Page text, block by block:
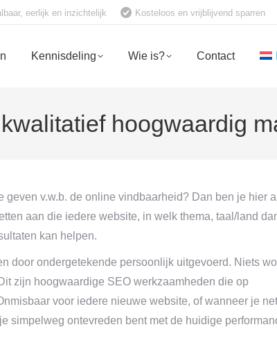
eerlijk en inzichtelijk Kosteloos en vrijblijvend sparren
Kennisdeling Wie is? Contact
hoogwaardig
v.w.b. de online vindbaarheid? Dan ben je hier
aan die iedere website, in welk thema, taal/land
kan helpen.
door ondergetekende persoonlijk uitgevoerd. Niets
zijn hoogwaardige SEO werkzaamheden die op
voor iedere nieuwe website, of wanneer je net
simpelweg ontevreden bent met de huidige